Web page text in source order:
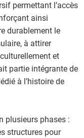
permettant l’accès
ainsi
durablement le
à attirer
et
partie intégrante de
à l’histoire de
plusieurs phases :
structures pour